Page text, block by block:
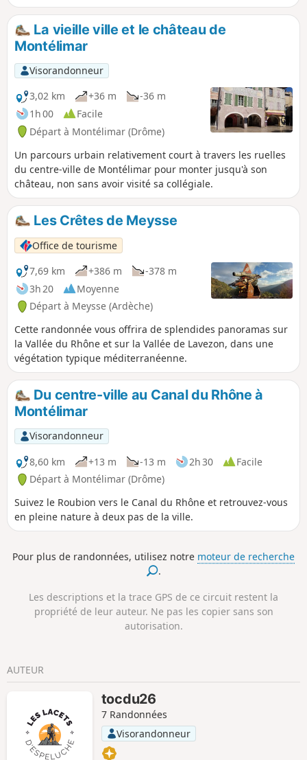
La vieille ville et le château de
Montélimar
Visorandonneur
3,02 km
+36 m
-36 m
1h 00
Facile
Départ à Montélimar (Drôme)
Un parcours urbain relativement court à travers les ruelles
du centre-ville de Montélimar pour monter jusqu'à son
château, non sans avoir visité sa collégiale.
Les Crêtes de Meysse
Office de tourisme
7,69 km
+386 m
-378 m
3h 20
Moyenne
Départ à Meysse (Ardèche)
Cette randonnée vous offrira de splendides panoramas sur
la Vallée du Rhône et sur la Vallée de Lavezon, dans une
végétation typique méditerranéenne.
Du centre-ville au Canal du Rhône à
Montélimar
Visorandonneur
8,60 km
+13 m -13 m 2h 30
Facile
Départ à Montélimar (Drôme)
Suivez le Roubion vers le Canal du Rhône et retrouvez-vous
en pleine nature à deux pas de la ville.
Pour plus de randonnées, utilisez notre moteur de recherche
.
Les descriptions et la trace GPS de ce circuit restent la
propriété de leur auteur. Ne pas les copier sans son
autorisation.
AUTEUR
tocdu26
7 Randonnées
Visorandonneur